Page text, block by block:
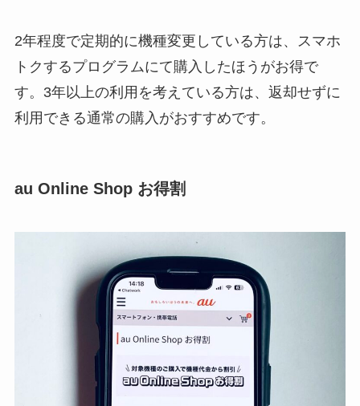
2年程度で定期的に機種変更している方は、スマホ
トクするプログラムにて購入したほうがお得で
す。3年以上の利用を考えている方は、返却せずに
利用できる通常の購入がおすすめです。
au Online Shop お得割